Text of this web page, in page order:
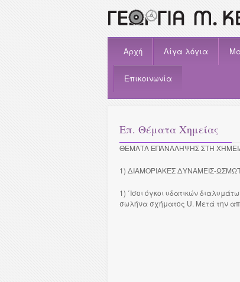
Αρχή Λίγα λόγια
Επικοινωνία
Επ. Θέματα Χημείας
ΘΕΜΑΤΑ ΕΠΑΝΑΛΗΨΗΣ ΣΤΗ
1) ΔΙΑΜΟΡΙΑΚΕΣ ΔΥΝΑΜΕΙΣ-
1) ΄Ισοι όγκοι υδατικών
σωλήνα σχήματος U. Μετά την